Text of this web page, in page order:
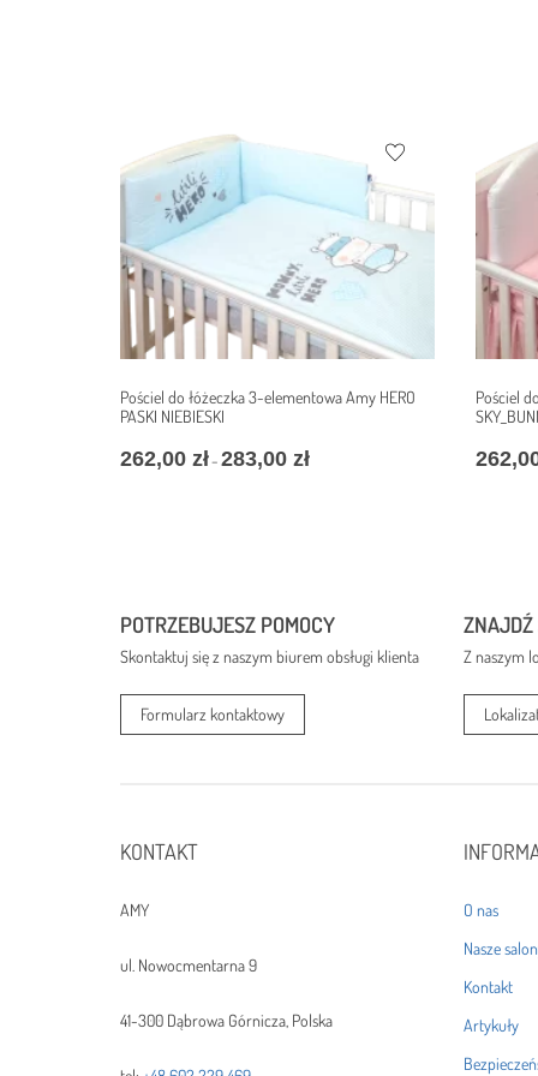
Pościel do łóżeczka 3-elementowa Amy HERO
PASKI NIEBIESKI
262,00 zł– 283,00 zł
Pościel
POTRZEBUJESZ POMOCY
Skontaktuj się z naszym biurem obsługi klienta
Formularz kontaktowy
ZNAJDŹ
Z naszym
KONTAKT
AMY
ul. Nowocmentarna 9
41-300 Dąbrowa Górnicza, Polska
O nas
Nasze
Kontakt
Artykuły